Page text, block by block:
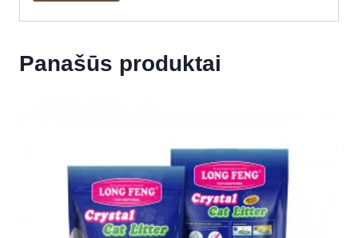
Panašūs produktai